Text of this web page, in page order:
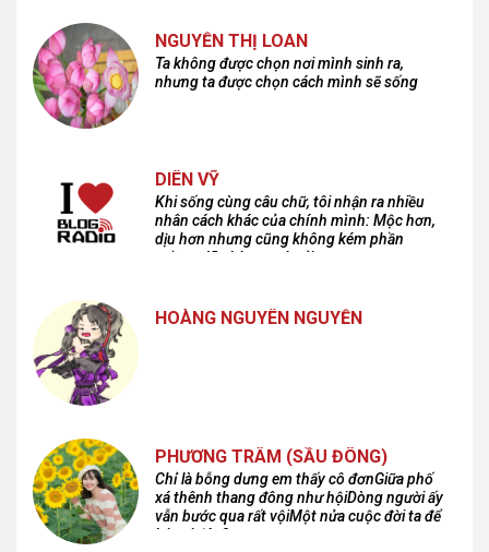
NGUYỄN THỊ LOAN
Ta không được chọn nơi mình sinh ra,
nhưng ta được chọn cách mình sẽ sống
DIÊN VỸ
Khi sống cùng câu chữ, tôi nhận ra nhiều
nhân cách khác của chính mình: Mộc hơn,
dịu hơn nhưng cũng không kém phần
cuồng dã và hoang hoải...
HOÀNG NGUYÊN NGUYỄN
PHƯƠNG TRÂM (SẦU ĐÔNG)
Chỉ là bỗng dưng em thấy cô đơnGiữa phố
xá thênh thang đông như hộiDòng người ấy
vẫn bước qua rất vộiMột nửa cuộc đời ta để
lại nơi đâu?